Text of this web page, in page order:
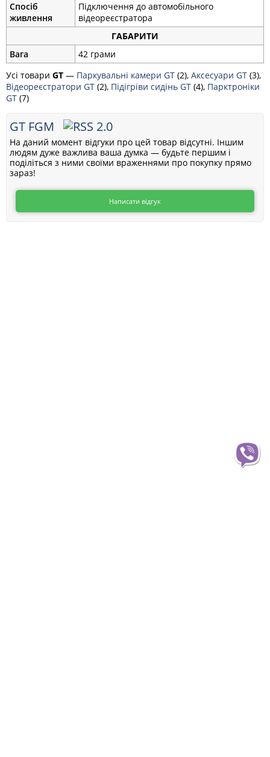
Спосіб
живлення
Підключення до автомобільного
відеореєстратора
ГАБАРИТИ
Вага
42 грами
Усі товари GT — Паркувальні камери GT (2), Аксесуари GT (3),
Відеореєстратори GT (2), Підігріви сидінь GT (4), Парктроніки
GT (7)
GT FGM
На даний момент відгуки про цей товар відсутні. Іншим
людям дуже важлива ваша думка — будьте першим і
поділіться з ними своїми враженнями про покупку прямо
зараз!
Написати відгук